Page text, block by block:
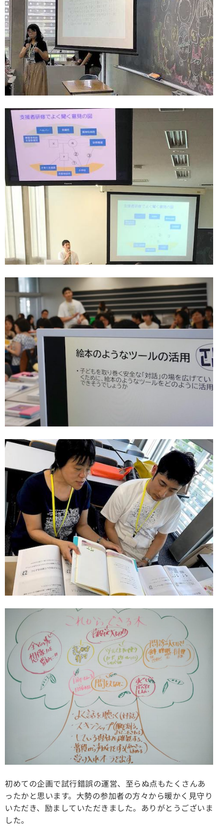
初めての企画で試行錯誤の運営、至らぬ点もたくさんあ
ったかと思います。大勢の参加者の方々から暖かく見守り
いただき、励ましていただきました。ありがとうございま
した。